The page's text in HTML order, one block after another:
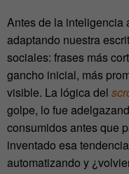
Antes de la inteligencia
adaptando nuestra
sociales: frases más
gancho inicial, más
visible. La lógica del
golpe, lo fue
consumidos antes que
inventado esa
automatizando y